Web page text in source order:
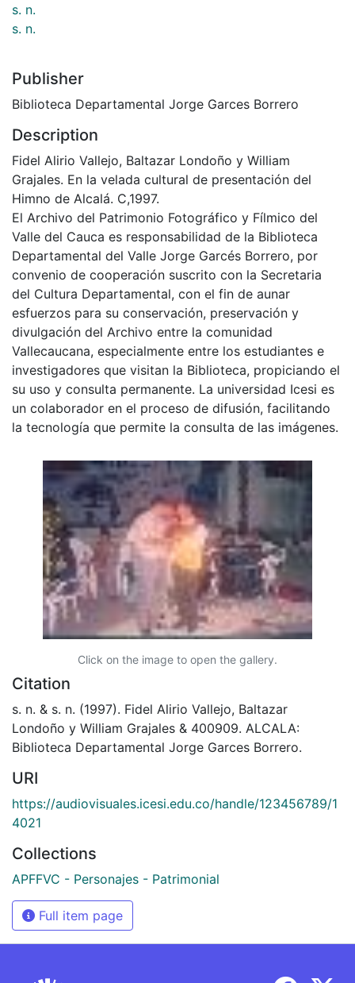
s. n.
s. n.
Publisher
Biblioteca Departamental Jorge Garces Borrero
Description
Fidel Alirio Vallejo, Baltazar Londoño y William
Grajales. En la velada cultural de presentación del
Himno de Alcalá. C,1997.
El Archivo del Patrimonio Fotográfico y Fílmico del
Valle del Cauca es responsabilidad de la Biblioteca
Departamental del Valle Jorge Garcés Borrero, por
convenio de cooperación suscrito con la Secretaria
del Cultura Departamental, con el fin de aunar
esfuerzos para su conservación, preservación y
divulgación del Archivo entre la comunidad
Vallecaucana, especialmente entre los estudiantes e
investigadores que visitan la Biblioteca, propiciando el
su uso y consulta permanente. La universidad Icesi es
un colaborador en el proceso de difusión, facilitando
la tecnología que permite la consulta de las imágenes.
Click on the image to open the gallery.
Citation
s. n. & s. n. (1997). Fidel Alirio Vallejo, Baltazar
Londoño y William Grajales & 400909. ALCALA:
Biblioteca Departamental Jorge Garces Borrero.
URI
https://audiovisuales.icesi.edu.co/handle/123456789/1
4021
Collections
APFFVC - Personajes - Patrimonial
Full item page